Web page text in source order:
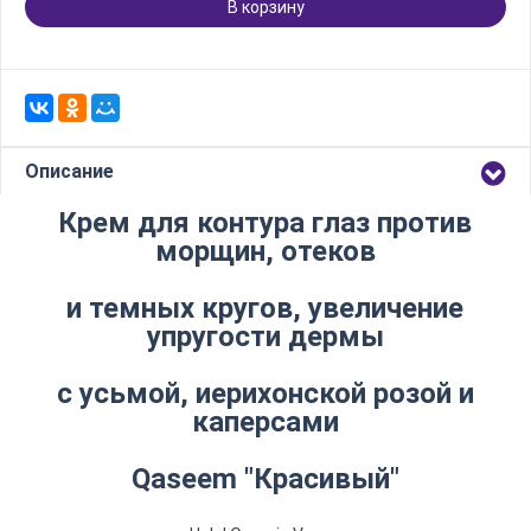
В корзину
Описание
Крем для контура глаз против
морщин, отеков
и темных кругов, увеличение
упругости дермы
с усьмой, иерихонской розой и
каперсами
Qaseem "Красивый"